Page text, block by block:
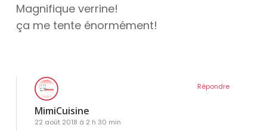
Magnifique verrine!
ça me tente énormément!
MimiCuisine
22 août 2018 à 2 h 30 min
Répondre